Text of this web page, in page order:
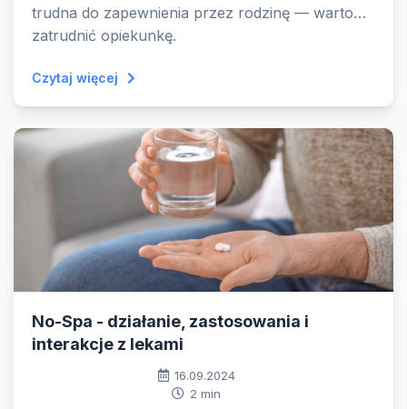
trudna do zapewnienia przez rodzinę — warto
zatrudnić opiekunkę.
Czytaj więcej
No-Spa - działanie, zastosowania i
interakcje z lekami
16.09.2024
2 min